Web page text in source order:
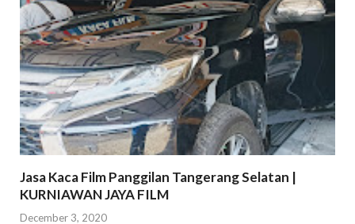
Jasa Kaca Film Panggilan Tangerang Selatan |
KURNIAWAN JAYA FILM
December 3, 2020